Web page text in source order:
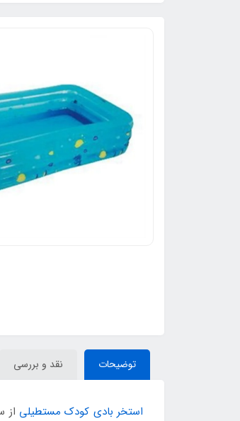
توضیحات نقد و بررسی
استخر بادی کودک مستطیلی از